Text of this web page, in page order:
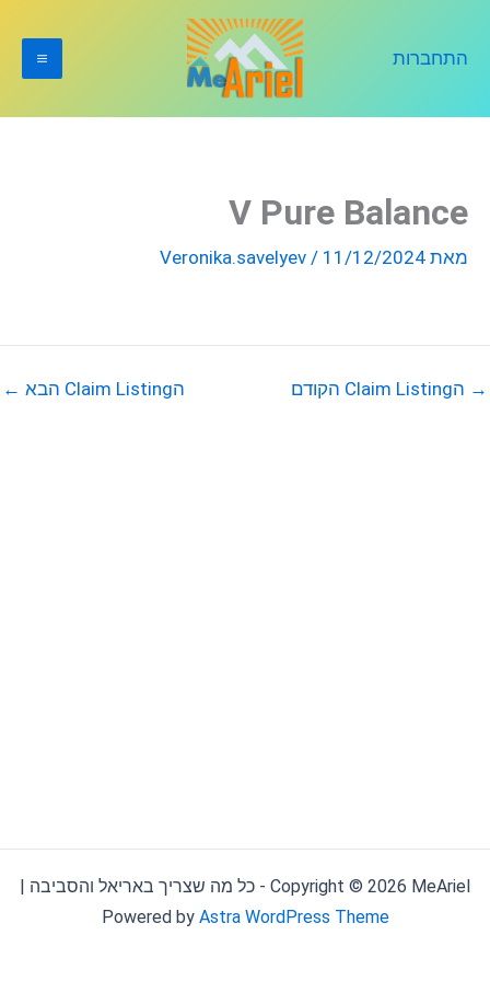
התחברות
V Pure Balance
מאת Veronika.savelyev / 11/12/2024
→ הClaim Listing הקודם הClaim Listing הבא ←
Copyright © 2026 MeAriel - כל מה שצריך באריאל והסביבה |
Powered by Astra WordPress Theme